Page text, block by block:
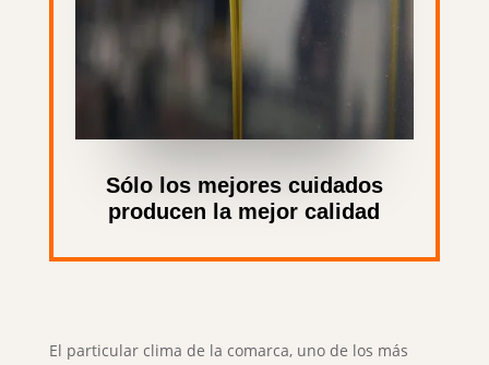
Sólo los mejores cuidados
producen la mejor calidad
El particular clima de la comarca, uno de los más